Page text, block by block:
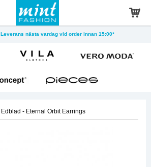
Leverans nästa vardag vid order innan 15:00*
Edblad - Eternal Orbit Earrings